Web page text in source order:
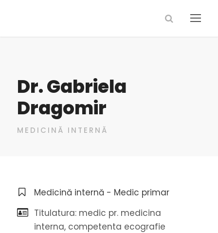
Dr. Gabriela
Dragomir
MEDICINĂ INTERNĂ
Medicină internă - Medic primar
Titulatura: medic pr. medicina
interna, competenta ecografie